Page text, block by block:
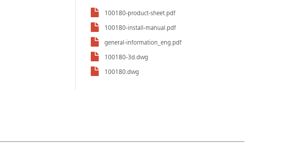
100180-product-sheet.pdf
100180-install-manual.pdf
general-information_eng.pdf
100180-3d.dwg
100180.dwg